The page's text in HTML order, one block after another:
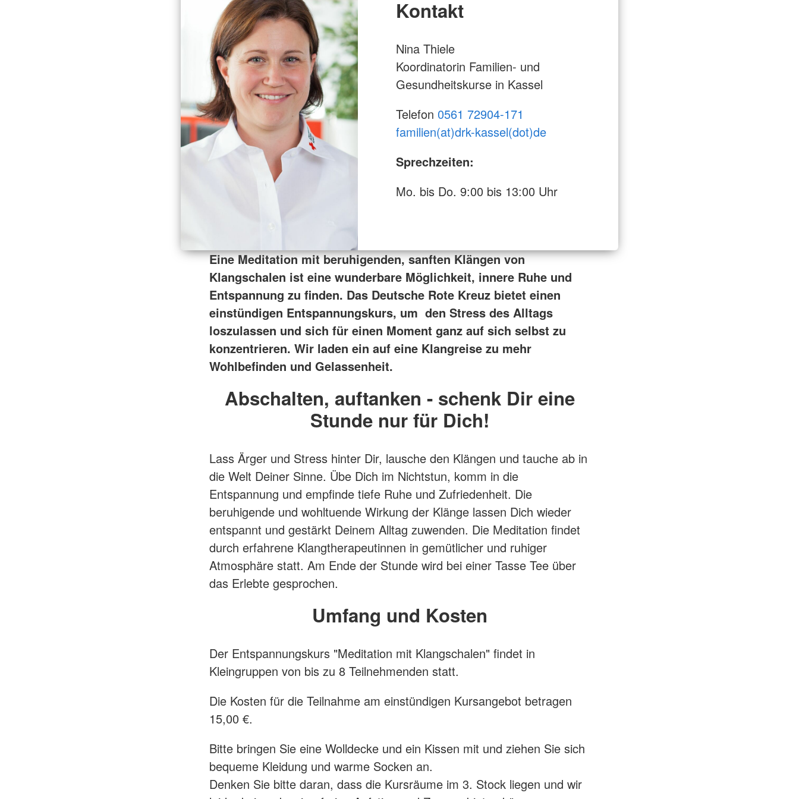
Kontakt
Nina Thiele
Koordinatorin Familien- und
Gesundheitskurse in Kassel
Telefon 0561 72904-171
familien(at)drk-kassel(dot)de
Sprechzeiten:
Mo. bis Do. 9:00 bis 13:00 Uhr
Eine Meditation mit beruhigenden, sanften Klängen von
Klangschalen ist eine wunderbare Möglichkeit, innere Ruhe und
Entspannung zu finden. Das Deutsche Rote Kreuz bietet einen
einstündigen Entspannungskurs, um den Stress des Alltags
loszulassen und sich für einen Moment ganz auf sich selbst zu
konzentrieren. Wir laden ein auf eine Klangreise zu mehr
Wohlbefinden und Gelassenheit.
Abschalten, auftanken - schenk Dir eine
Stunde nur für Dich!
Lass Ärger und Stress hinter Dir, lausche den Klängen und tauche ab in
die Welt Deiner Sinne. Übe Dich im Nichtstun, komm in die
Entspannung und empfinde tiefe Ruhe und Zufriedenheit. Die
beruhigende und wohltuende Wirkung der Klänge lassen Dich wieder
entspannt und gestärkt Deinem Alltag zuwenden. Die Meditation findet
durch erfahrene Klangtherapeutinnen in gemütlicher und ruhiger
Atmosphäre statt. Am Ende der Stunde wird bei einer Tasse Tee über
das Erlebte gesprochen.
Umfang und Kosten
Der Entspannungskurs "Meditation mit Klangschalen" findet in
Kleingruppen von bis zu 8 Teilnehmenden statt.
Die Kosten für die Teilnahme am einstündigen Kursangebot betragen
15,00 €.
Bitte bringen Sie eine Wolldecke und ein Kissen mit und ziehen Sie sich
bequeme Kleidung und warme Socken an.
Denken Sie bitte daran, dass die Kursräume im 3. Stock liegen und wir